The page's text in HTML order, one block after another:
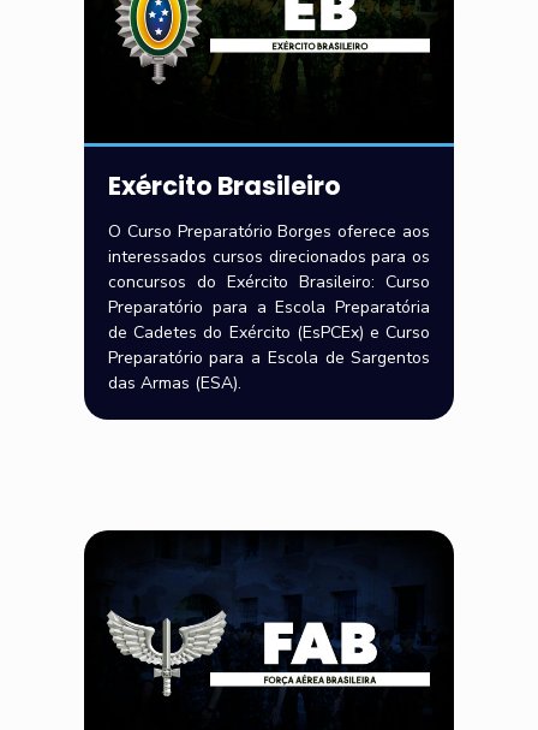
Exército Brasileiro
O Curso Preparatório Borges oferece aos
interessados cursos direcionados para os
concursos do Exército Brasileiro: Curso
Preparatório para a Escola Preparatória
de Cadetes do Exército (EsPCEx) e Curso
Preparatório para a Escola de Sargentos
das Armas (ESA).